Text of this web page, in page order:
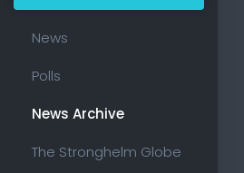
News
Polls
News Archive
The Stronghelm Globe